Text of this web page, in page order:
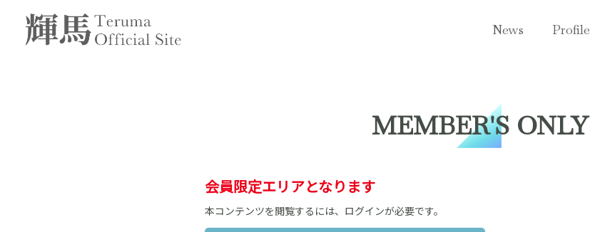
News Profile
MEMBER'S ONLY
会員限定エリアとなります
本コンテンツを閲覧するには、ログインが必要です。